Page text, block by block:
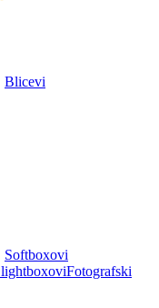
Blicevi
Softboxovi
Fotografski